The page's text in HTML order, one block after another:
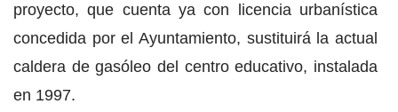
proyecto, que cuenta ya con licencia urbanística
concedida por el Ayuntamiento, sustituirá la actual
caldera de gasóleo del centro educativo, instalada
en 1997.